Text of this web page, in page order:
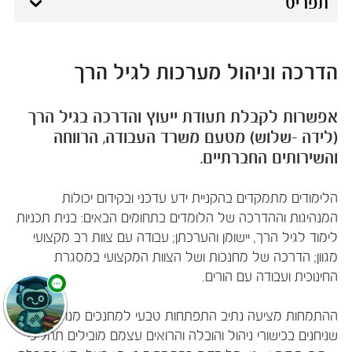
הדרכה וניהול מערכות לגיל הרך
אפשרות לקבלת תעודת ייעוץ והדרכה בגיל הרך
(לידה -שלוש) מטעם משרד העבודה, הרווחה
והשירותים החברתיים.
הלימודים מתמקדים בהקניית ידע עדכני ובקידום יכולות
המנהיגות וההדרכה של הלומדים בתחומים הבאים: בנית תכניות
לימוד לגיל הרך, יישומן והערכתן; עבודה עם צוות רב מקצועי
מגוון; הדרכה של מחנכות ושל הצוות המקצועי במסגרת
החינוכית ועבודה עם הורים.
ההתמחות מציעה נתיב התפתחות טבעי למחנכים מנוסים
שניחנים בכישורי ניהול והובלה והרואים עצמם מובילים תהליכי